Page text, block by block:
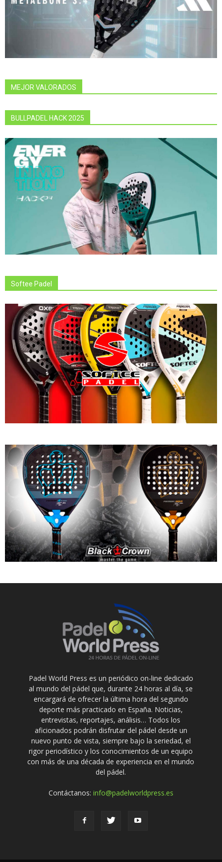
MEJOR VALORADOS
BULLPADEL HACK 2025
Softee Padel
Padel World Press es un periódico on-line dedicado
al mundo del pádel que, durante 24 horas al día, se
encargará de ofrecer la última hora del segundo
deporte más practicado en España. Noticias,
entrevistas, reportajes, análisis… Todos los
aficionados podrán disfrutar del pádel desde un
nuevo punto de vista, siempre bajo la seriedad, el
rigor periodístico y los conocimientos de un equipo
con más de una década de experiencia en el mundo
del pádel.
Contáctanos: info@padelworldpress.es